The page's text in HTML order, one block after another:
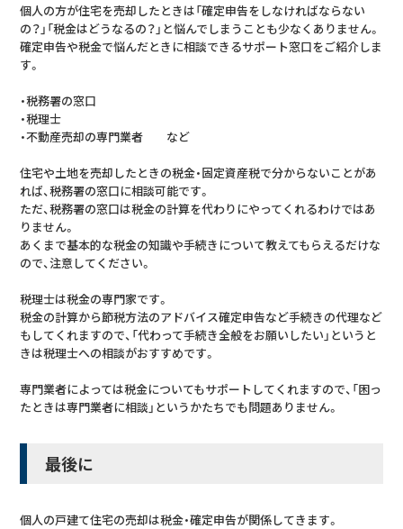
個人の方が住宅を売却したときは「確定申告をしなければならない
の？」「税金はどうなるの？」と悩んでしまうことも少なくありません。
確定申告や税金で悩んだときに相談できるサポート窓口をご紹介しま
す。
・税務署の窓口
・税理士
・不動産売却の専門業者 など
住宅や土地を売却したときの税金・固定資産税で分からないことがあ
れば、税務署の窓口に相談可能です。
ただ、税務署の窓口は税金の計算を代わりにやってくれるわけではあ
りません。
あくまで基本的な税金の知識や手続きについて教えてもらえるだけな
ので、注意してください。
税理士は税金の専門家です。
税金の計算から節税方法のアドバイス確定申告など手続きの代理など
もしてくれますので、「代わって手続き全般をお願いしたい」というと
きは税理士への相談がおすすめです。
専門業者によっては税金についてもサポートしてくれますので、「困っ
たときは専門業者に相談」というかたちでも問題ありません。
最後に
個人の戸建て住宅の売却は税金・確定申告が関係してきます。